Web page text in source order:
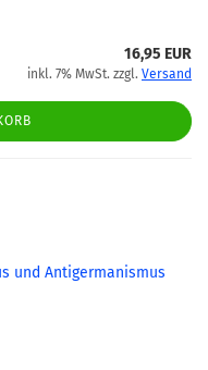
16,95 EUR
inkl. 7% MwSt. zzgl. Versand